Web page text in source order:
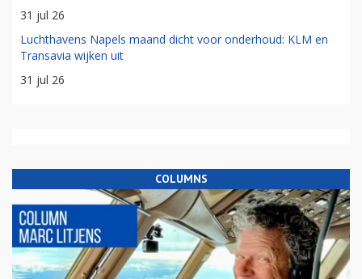
31 jul 26
Luchthavens Napels maand dicht voor onderhoud: KLM en
Transavia wijken uit
31 jul 26
COLUMNS